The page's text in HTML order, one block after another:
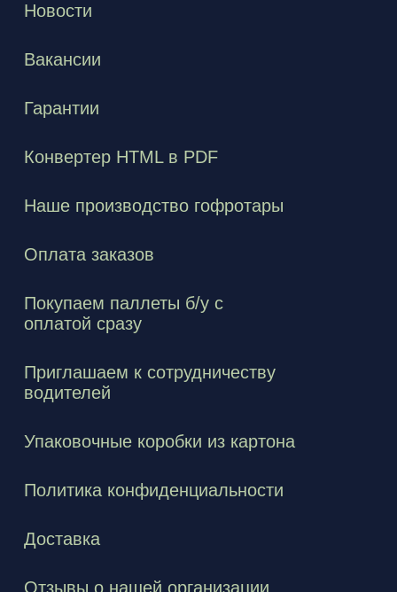
Новости
Вакансии
Гарантии
Конвертер HTML в PDF
Наше производство гофротары
Оплата заказов
Покупаем паллеты б/у с
оплатой сразу
Приглашаем к сотрудничеству
водителей
Упаковочные коробки из картона
Политика конфиденциальности
Доставка
Отзывы о нашей организации